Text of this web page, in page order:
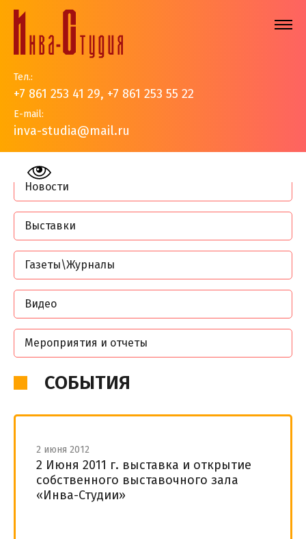
Тел.:
+7 861 253 41 29, +7 861 253 55 22
E-mail:
inva-studia@mail.ru
На главную > События > Страница 4
Новости
Выставки
Газеты\Журналы
Видео
Мероприятия и отчеты
СОБЫТИЯ
2 июня 2012
2 Июня 2011 г. выставка и открытие
собственного выставочного зала
«Инва-Студии»